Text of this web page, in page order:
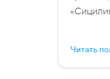
Читать